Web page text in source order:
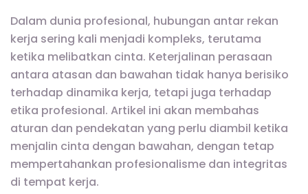
Dalam dunia profesional, hubungan antar rekan
kerja sering kali menjadi kompleks, terutama
ketika melibatkan cinta. Keterjalinan perasaan
antara atasan dan bawahan tidak hanya berisiko
terhadap dinamika kerja, tetapi juga terhadap
etika profesional. Artikel ini akan membahas
aturan dan pendekatan yang perlu diambil ketika
menjalin cinta dengan bawahan, dengan tetap
mempertahankan profesionalisme dan integritas
di tempat kerja.